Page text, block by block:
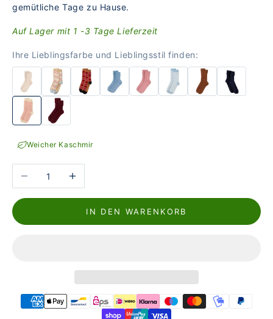
gemütliche Tage zu Hause.
Auf Lager mit 1 -3 Tage Lieferzeit
Ihre Lieblingsfarbe und Lieblingsstil finden:
Weicher Kaschmir
Anzahl verringernAnzahl erhöhen
IN DEN WARENKORB